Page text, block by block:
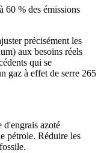
60 % des émissions
précisément les
aux besoins réels
qui se
gaz à effet de serre 265
azoté
pétrole. Réduire les